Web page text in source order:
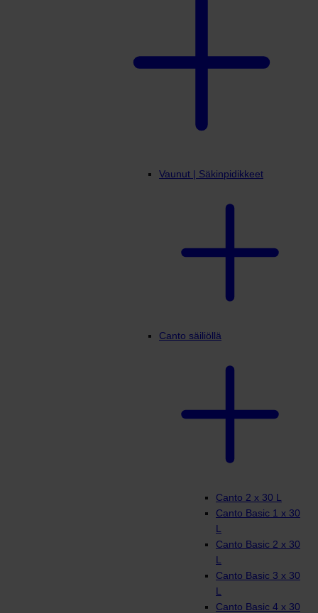
Vaunut | Säkinpidikkeet
Canto säiliöllä
Canto 2 x 30 L
Canto Basic 1 x 30
L
Canto Basic 2 x 30
L
Canto Basic 3 x 30
L
Canto Basic 4 x 30